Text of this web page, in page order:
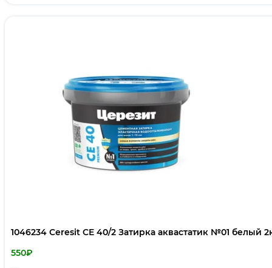
1046234 Ceresit CE 40/2 Затирка аквастатик №01 белый
550₽